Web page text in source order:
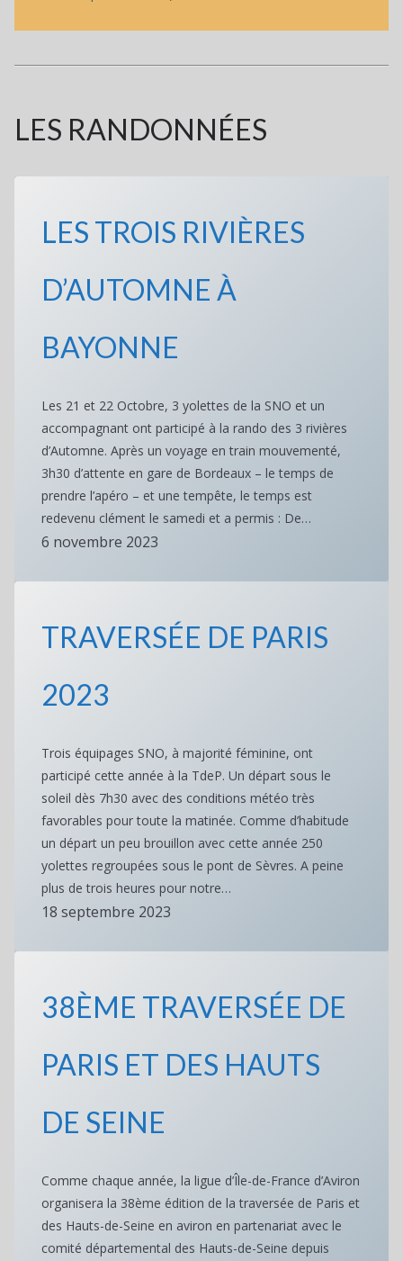
LES RANDONNÉES
LES TROIS RIVIÈRES
D’AUTOMNE À
BAYONNE
Les 21 et 22 Octobre, 3 yolettes de la SNO et un
accompagnant ont participé à la rando des 3 rivières
d’Automne. Après un voyage en train mouvementé,
3h30 d’attente en gare de Bordeaux – le temps de
prendre l’apéro – et une tempête, le temps est
redevenu clément le samedi et a permis : De…
6 novembre 2023
TRAVERSÉE DE PARIS
2023
Trois équipages SNO, à majorité féminine, ont
participé cette année à la TdeP. Un départ sous le
soleil dès 7h30 avec des conditions météo très
favorables pour toute la matinée. Comme d’habitude
un départ un peu brouillon avec cette année 250
yolettes regroupées sous le pont de Sèvres. A peine
plus de trois heures pour notre…
18 septembre 2023
38ÈME TRAVERSÉE DE
PARIS ET DES HAUTS
DE SEINE
Comme chaque année, la ligue d’Île-de-France d’Aviron
organisera la 38ème édition de la traversée de Paris et
des Hauts-de-Seine en aviron en partenariat avec le
comité départemental des Hauts-de-Seine depuis